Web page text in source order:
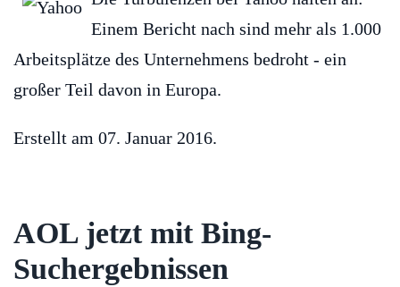
Einem Bericht nach sind mehr als 1.000
Arbeitsplätze des Unternehmens bedroht - ein
großer Teil davon in Europa.
Erstellt am 07. Januar 2016.
AOL jetzt mit Bing-
Suchergebnissen